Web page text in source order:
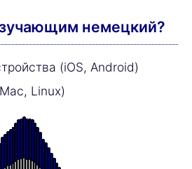
90 минут(ы): 1,0 %
120 минут(ы):
2,2 %
вы выучите
занимаясь под